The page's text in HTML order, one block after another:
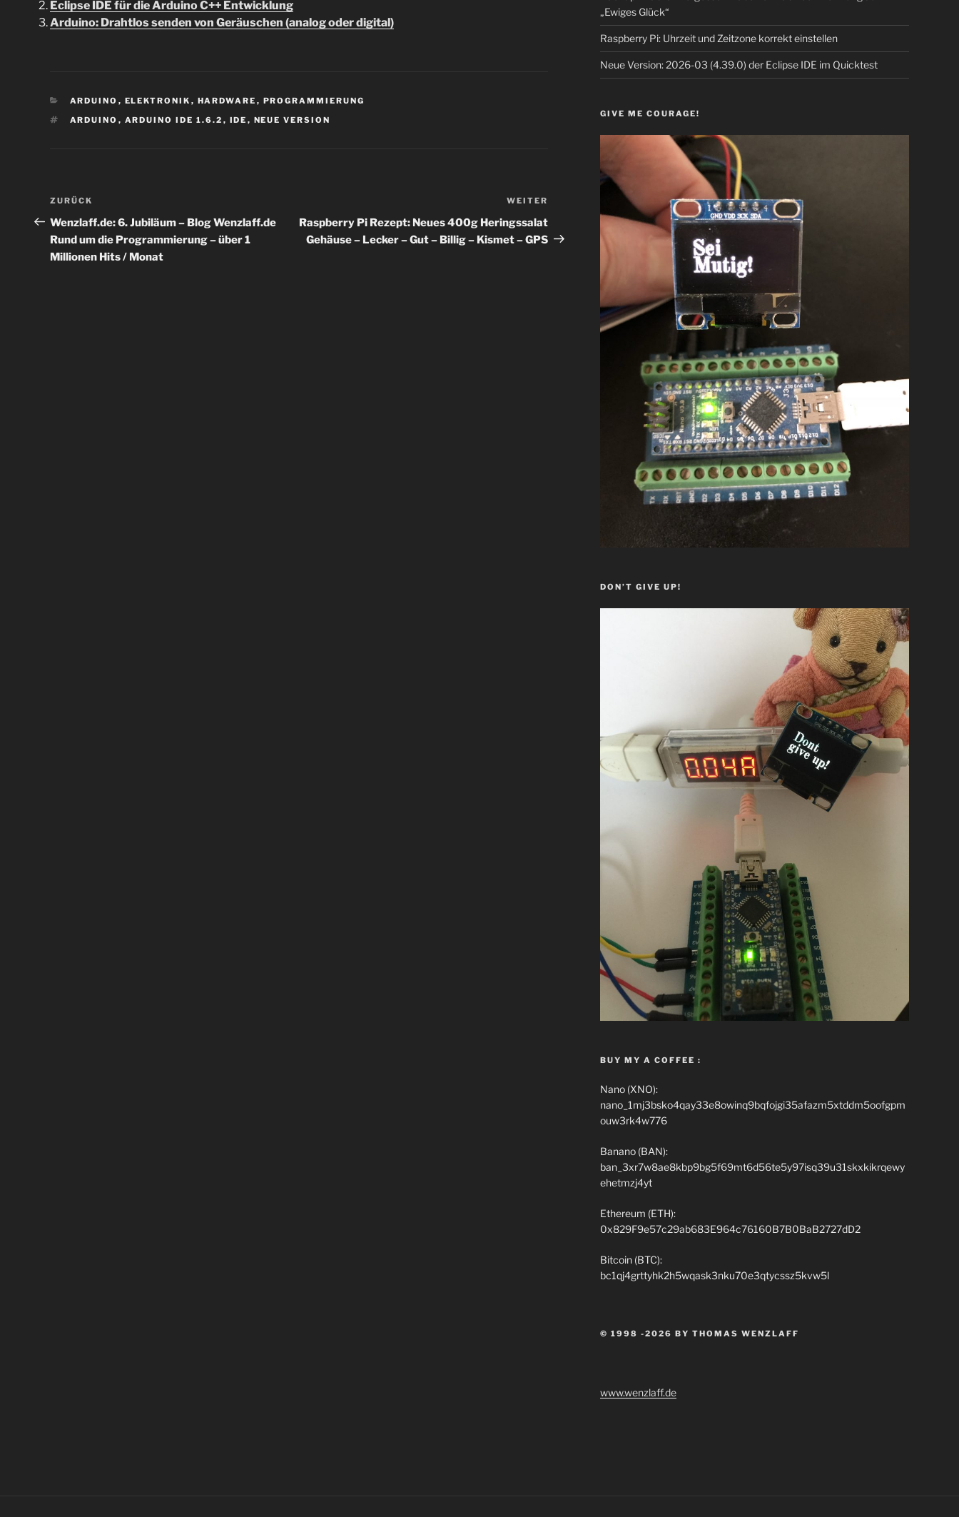
Eclipse IDE für die Arduino C++ Entwicklung
Arduino: Drahtlos senden von Geräuschen (analog oder digital)
KATEGORIEN
ARDUINO , ELEKTRONIK , HARDWARE , PROGRAMMIERUNG
SCHLAGWÖRTER
ARDUINO , ARDUINO IDE 1.6.2 , IDE , NEUE VERSION
Beitragsnavigation
Vorheriger
Beitrag
ZURÜCK
Wenzlaff.de: 6. Jubiläum – Blog Wenzlaff.de
Rund um die Programmierung – über 1
Millionen Hits / Monat
Beitrag
WEITER
Raspberry Pi Rezept: Neues 400g Heringssalat
Gehäuse – Lecker – Gut – Billig – Kismet – GPS
„Ewiges Glück“
Raspberry Pi: Uhrzeit und Zeitzone korrekt einstellen
Neue Version: 2026-03 (4.39.0) der Eclipse IDE im Quicktest
GIVE ME COURAGE!
DON’T GIVE UP!
BUY MY A COFFEE :
Nano (XNO):
nano_1mj3bsko4qay33e8owinq9bqfojgi35afazm5xtddm5oofgpm
ouw3rk4w776
Banano (BAN):
ban_3xr7w8ae8kbp9bg5f69mt6d56te5y97isq39u31skxkikrqewy
ehetmzj4yt
Ethereum (ETH):
0x829F9e57c29ab683E964c76160B7B0BaB2727dD2
Bitcoin (BTC):
bc1qj4grttyhk2h5wqask3nku70e3qtycssz5kvw5l
© 1998 -2026 BY THOMAS WENZLAFF
www.wenzlaff.de